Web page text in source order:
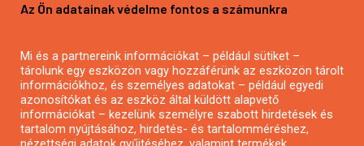
Mezőgazdasági pályázatírás
Pályázatírás civil szervezeteknek
Pályázatírás önkormányzatoknak
Pályázatfigyelés
Specifikus pályázatfigyelés vagy hírlevél
Az Ön adatainak védelme fontos a számunkra
Mi és a partnereink információkat – például sütiket –
tárolunk egy eszközön vagy hozzáférünk az eszközön tárolt
információkhoz, és személyes adatokat – például egyedi
azonosítókat és az eszköz által küldött alapvető
információkat – kezelünk személyre szabott hirdetések és
tartalom nyújtásához, hirdetés- és tartalomméréshez,